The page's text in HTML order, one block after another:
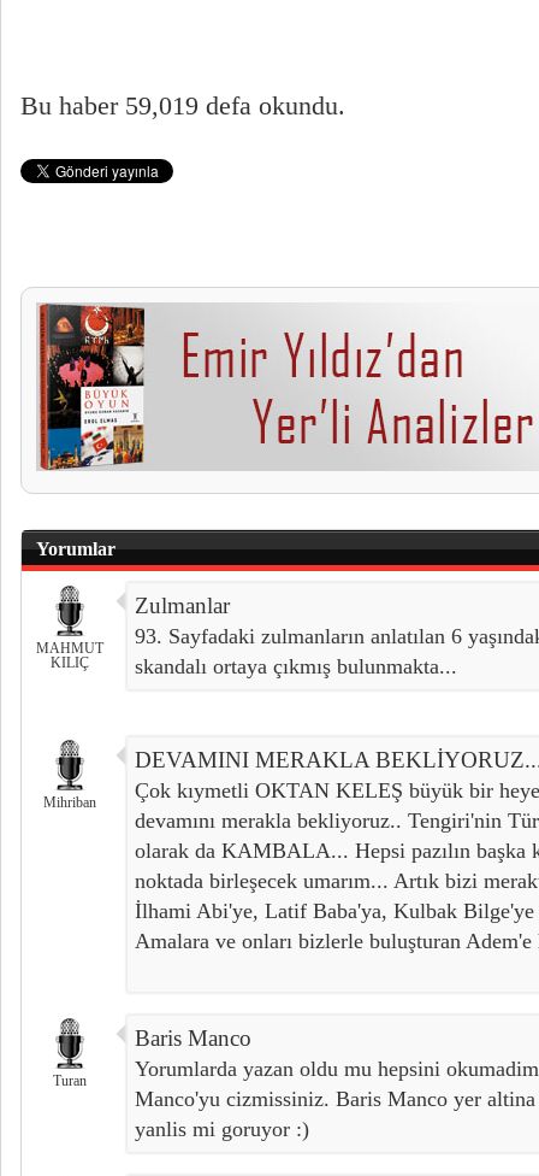
Bu haber 59,019 defa okundu.
Yorumlar
MAHMUT
KILIÇ
Zulmanlar
93. Sayfadaki zulmanların anlatılan 6
skandalı ortaya çıkmış bulunmakta...
Mihriban
DEVAMINI MERAKLA
Çok kıymetli OKTAN KELEŞ büyük bir
devamını merakla bekliyoruz.. Tengiri'nin
olarak da KAMBALA... Hepsi pazılın başka
noktada birleşecek umarım... Artık bizi
İlhami Abi'ye, Latif Baba'ya, Kulbak
Amalara ve onları bizlerle buluşturan
Turan
Baris Manco
Yorumlarda yazan oldu mu hepsini
Manco'yu cizmissiniz. Baris Manco yer
yanlis mi goruyor :)